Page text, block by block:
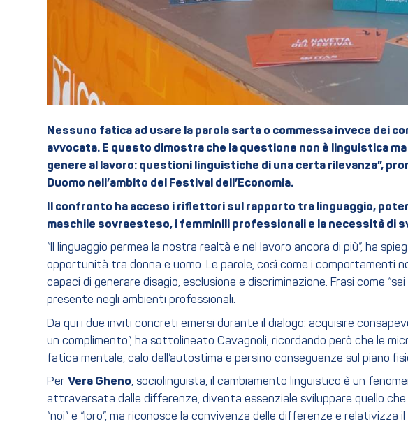
Nessuno fatica ad usare la parola sarta o commessa invece dei
avvocata. E questo dimostra che la questione non è linguistica
genere al lavoro: questioni linguistiche di una certa rilevanza”,
Duomo nell’ambito del Festival dell’Economia.
Il confronto ha acceso i riflettori sul rapporto tra linguaggio,
maschile sovraesteso, i femminili professionali e la necessità di
“Il linguaggio permea la nostra realtà e nel lavoro ancora di più”, ha
opportunità tra donna e uomo. Le parole, così come i comportamenti
capaci di generare disagio, esclusione e discriminazione. Frasi come
presente negli ambienti professionali.
Da qui i due inviti concreti emersi durante il dialogo: acquisire
un complimento”, ha sottolineato Cavagnoli, ricordando però che le
fatica mentale, calo dell’autostima e persino conseguenze sul piano
Per Vera Gheno, sociolinguista, il cambiamento linguistico è un
attraversata dalle differenze, diventa essenziale sviluppare quello che
“noi” e “loro”, ma riconosce la convivenza delle differenze e relativizza